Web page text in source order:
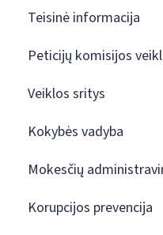
Teisinė informacija
Peticijų komisijos
Veiklos sritys
Kokybės vadyba
Mokesčių
Korupcijos prevencija